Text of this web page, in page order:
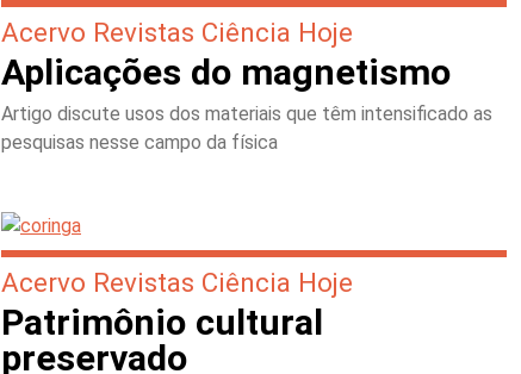
Acervo Revistas Ciência Hoje
Aplicações do magnetismo
Artigo discute usos dos materiais que têm intensificado as
pesquisas nesse campo da física
Acervo Revistas Ciência Hoje
Patrimônio cultural
preservado